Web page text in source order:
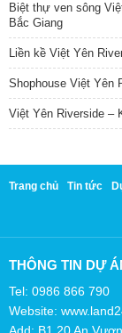
Biệt thự ven sông
Bắc Giang
Liền kề Việt Yên
Shophouse Việt Yên
Việt Yên Riverside –
Trang chủ Tin tức
THÔNG TIN DỰ
Tel: 0986 866 790
Website: